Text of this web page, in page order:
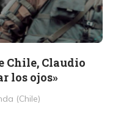
Chile, Claudio
los ojos»
(Chile)